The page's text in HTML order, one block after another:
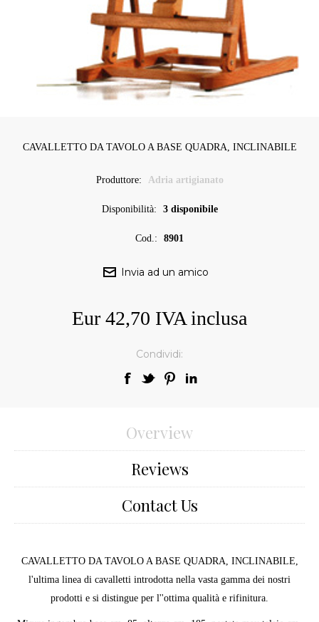
CAVALLETTO DA TAVOLO A BASE QUADRA, INCLINABILE
Produttore: Adria artigianato
Disponibilità: 3 disponibile
Cod.: 8901
Eur 42,70 IVA inclusa
Condividi:
Overview
Reviews
Contact Us
CAVALLETTO DA TAVOLO A BASE QUADRA, INCLINABILE,
l'ultima linea di cavalletti introdotta nella vasta gamma dei nostri
prodotti e si distingue per l''ottima qualità e rifinitura.